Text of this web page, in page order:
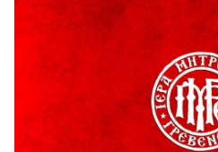
6 Αυγούστου 2026
ΔΙΑΚΟΠΗ ΗΛΕΚΤΡΙΚΟΥ ΡΕΥΜΑΤΟΣ
6 Αυγούστου 2026
Ολοκληρώνεται η
Αβδέλλα